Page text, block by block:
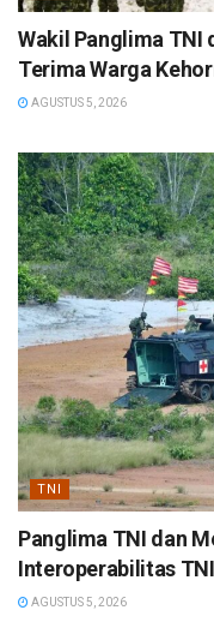
Wakil Panglima TNI
Terima Warga
AGUSTUS 5, 2026
TNI
Panglima TNI dan
Interoperabilitas TNI
AGUSTUS 5, 2026